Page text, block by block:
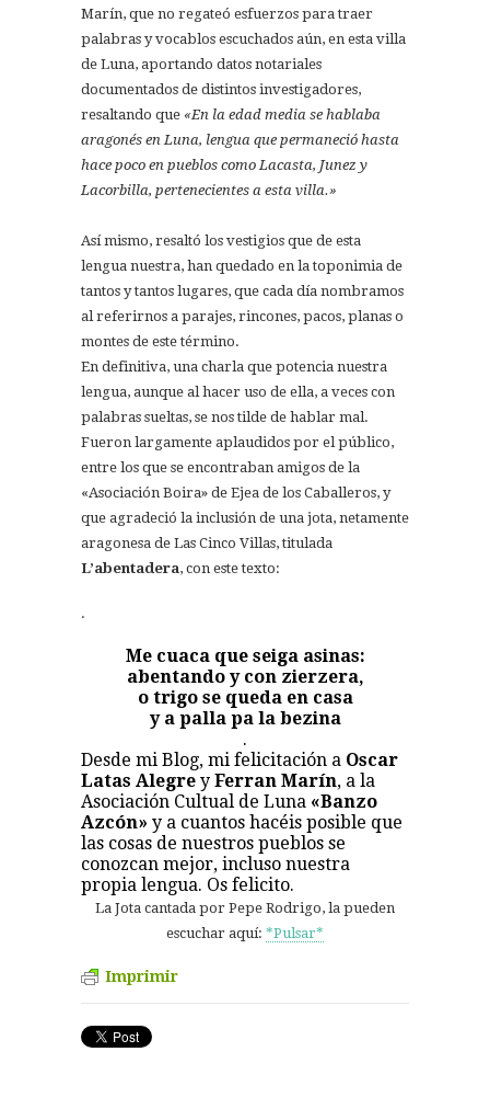
Marín, que no regateó esfuerzos para traer
palabras y vocablos escuchados aún, en esta villa
de Luna, aportando datos notariales
documentados de distintos investigadores,
resaltando que «En la edad media se hablaba
aragonés en Luna, lengua que permaneció hasta
hace poco en pueblos como Lacasta, Junez y
Lacorbilla, pertenecientes a esta villa.»
Así mismo, resaltó los vestigios que de esta
lengua nuestra, han quedado en la toponimia de
tantos y tantos lugares, que cada día nombramos
al referirnos a parajes, rincones, pacos, planas o
montes de este término.
En definitiva, una charla que potencia nuestra
lengua, aunque al hacer uso de ella, a veces con
palabras sueltas, se nos tilde de hablar mal.
Fueron largamente aplaudidos por el público,
entre los que se encontraban amigos de la
«Asociación Boira» de Ejea de los Caballeros, y
que agradeció la inclusión de una jota, netamente
aragonesa de Las Cinco Villas, titulada
L’abentadera, con este texto:
.
Me cuaca que seiga asinas:
abentando y con zierzera,
o trigo se queda en casa
y a palla pa la bezina
.
Desde mi Blog, mi felicitación a Oscar
Latas Alegre y Ferran Marín, a la
Asociación Cultual de Luna «Banzo
Azcón» y a cuantos hacéis posible que
las cosas de nuestros pueblos se
conozcan mejor, incluso nuestra
propia lengua. Os felicito.
La Jota cantada por Pepe Rodrigo, la pueden
escuchar aquí: *Pulsar*
Imprimir